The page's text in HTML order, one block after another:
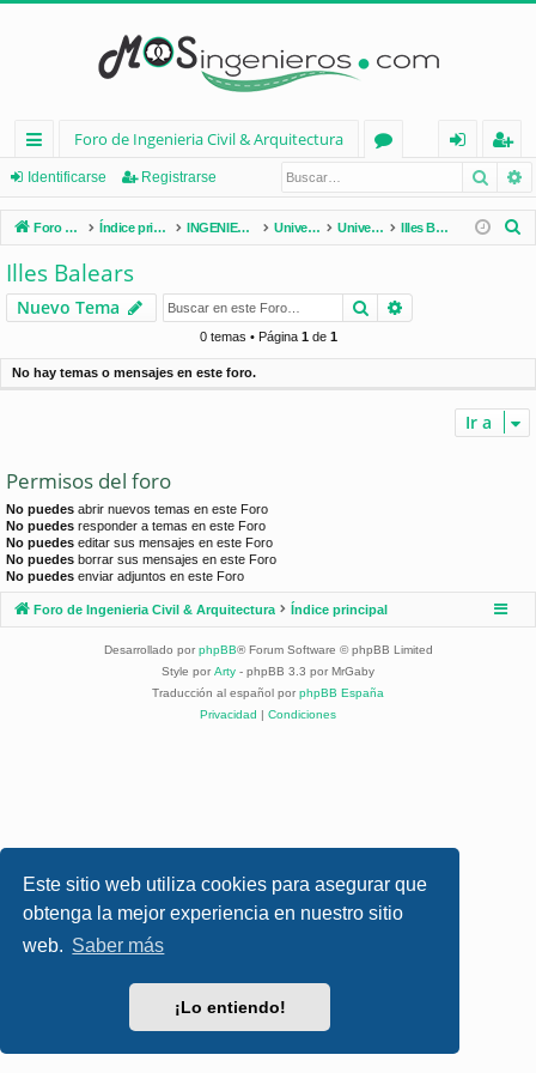
Este sitio web utiliza cookies para asegurar que
obtenga la mejor experiencia en nuestro sitio
web. Saber más
¡Lo entiendo!
nl
ac
es
rá
pi
d
Foro de Ingenieria Civil & Arquitectura
os
nt
ifi
e
eg
ist
ra
Identificarse Registrarse
Foro de Ingenieria Civil & Arquitectura Índice principal INGENIERÍA CIVIL (España) Universidades de España Universidades por Comunidades Illes Balears
r
Illes Balears
Nuevo Tema Buscar
0 temas • Página 1de 1
No hay temas o mensajes en este foro.
Ir a
Permisos del foro
No puedes abrir nuevos temas en este Foro
No puedes responder a temas en este Foro
No puedes editar sus mensajes en este Foro
No puedes borrar sus mensajes en este Foro
No puedes enviar adjuntos en este Foro
Foro de Ingenieria Civil & Arquitectura Índice principal
Desarrollado por phpBB® Forum Software © phpBB Limited
Style por Arty - phpBB 3.3 por MrGaby
Traducción al español por phpBB España
Privacidad | Condiciones